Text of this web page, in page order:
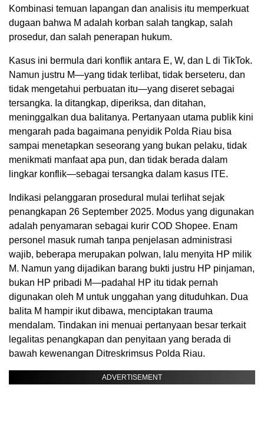
Kombinasi temuan lapangan dan analisis itu memperkuat
dugaan bahwa M adalah korban salah tangkap, salah
prosedur, dan salah penerapan hukum.
Kasus ini bermula dari konflik antara E, W, dan L di TikTok.
Namun justru M—yang tidak terlibat, tidak berseteru, dan
tidak mengetahui perbuatan itu—yang diseret sebagai
tersangka. Ia ditangkap, diperiksa, dan ditahan,
meninggalkan dua balitanya. Pertanyaan utama publik kini
mengarah pada bagaimana penyidik Polda Riau bisa
sampai menetapkan seseorang yang bukan pelaku, tidak
menikmati manfaat apa pun, dan tidak berada dalam
lingkar konflik—sebagai tersangka dalam kasus ITE.
Indikasi pelanggaran prosedural mulai terlihat sejak
penangkapan 26 September 2025. Modus yang digunakan
adalah penyamaran sebagai kurir COD Shopee. Enam
personel masuk rumah tanpa penjelasan administrasi
wajib, beberapa merupakan polwan, lalu menyita HP milik
M. Namun yang dijadikan barang bukti justru HP pinjaman,
bukan HP pribadi M—padahal HP itu tidak pernah
digunakan oleh M untuk unggahan yang dituduhkan. Dua
balita M hampir ikut dibawa, menciptakan trauma
mendalam. Tindakan ini menuai pertanyaan besar terkait
legalitas penangkapan dan penyitaan yang berada di
bawah kewenangan Ditreskrimsus Polda Riau.
ADVERTISEMENT